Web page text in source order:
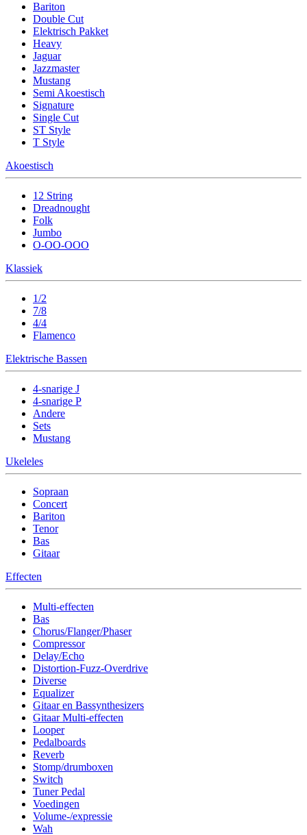
Bariton
Double Cut
Elektrisch Pakket
Heavy
Jaguar
Jazzmaster
Mustang
Semi Akoestisch
Signature
Single Cut
ST Style
T Style
Akoestisch
12 String
Dreadnought
Folk
Jumbo
O-OO-OOO
Klassiek
1/2
7/8
4/4
Flamenco
Elektrische Bassen
4-snarige J
4-snarige P
Andere
Sets
Mustang
Ukeleles
Sopraan
Concert
Bariton
Tenor
Bas
Gitaar
Effecten
Multi-effecten
Bas
Chorus/Flanger/Phaser
Compressor
Delay/Echo
Distortion-Fuzz-Overdrive
Diverse
Equalizer
Gitaar en Bassynthesizers
Gitaar Multi-effecten
Looper
Pedalboards
Reverb
Stomp/drumboxen
Switch
Tuner Pedal
Voedingen
Volume-/expressie
Wah